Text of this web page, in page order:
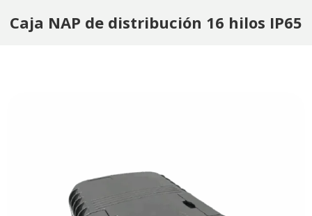
Caja NAP de distribución 16 hilos IP65